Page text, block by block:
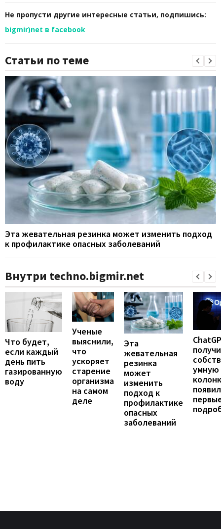
Не пропусти другие интересные статьи, подпишись:
bigmir)net в facebook
Статьи по теме
Эта жевательная резинка может изменить подход
к профилактике опасных заболеваний
Внутри techno.bigmir.net
Что будет,
если каждый
день пить
газированную
воду
Ученые
выяснили,
что
ускоряет
старение
организма
на самом
деле
Эта
жевательная
резинка
может
изменить
подход к
профилактике
опасных
заболеваний
умную